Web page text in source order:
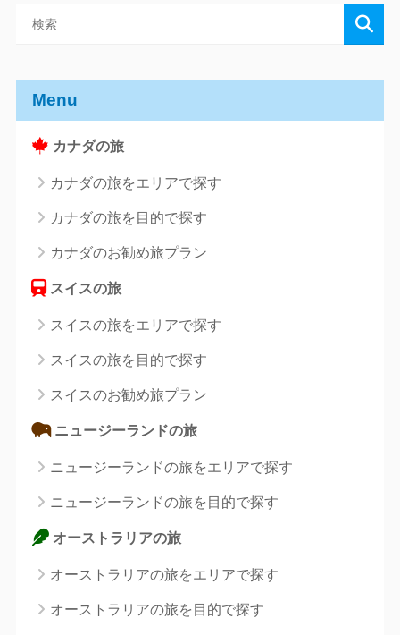
Menu
カナダの旅
カナダの旅をエリアで探す
カナダの旅を目的で探す
カナダのお勧め旅プラン
スイスの旅
スイスの旅をエリアで探す
スイスの旅を目的で探す
スイスのお勧め旅プラン
ニュージーランドの旅
ニュージーランドの旅をエリアで探す
ニュージーランドの旅を目的で探す
オーストラリアの旅
オーストラリアの旅をエリアで探す
オーストラリアの旅を目的で探す